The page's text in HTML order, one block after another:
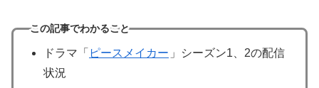
この記事でわかること
ドラマ「 ピースメイカー 」シーズン1、2の配信
状況